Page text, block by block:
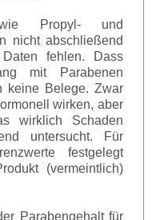
wie Propyl- und
nicht abschließend
fehlen. Dass
mit Parabenen
keine Belege. Zwar
wirken, aber
wirklich Schaden
untersucht. Für
festgelegt
(vermeintlich)
Parabengehalt für